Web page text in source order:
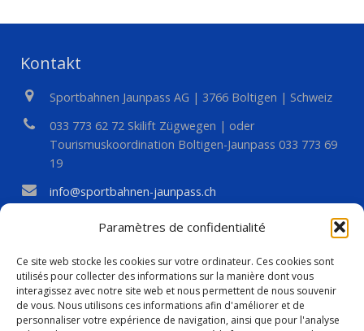
Paramètres de confidentialité
Ce site web stocke les cookies sur votre ordinateur. Ces cookies sont
utilisés pour collecter des informations sur la manière dont vous
interagissez avec notre site web et nous permettent de nous souvenir
de vous. Nous utilisons ces informations afin d'améliorer et de
personnaliser votre expérience de navigation, ainsi que pour l'analyse
Kontakt
Sportbahnen Jaunpass AG | 3766 Boltigen | Schweiz
033 773 62 72 Skilift Zügwegen | oder
Tourismuskoordination Boltigen-Jaunpass 033 773 69
19
info@sportbahnen-jaunpass.ch
Anmeldungen Skischule